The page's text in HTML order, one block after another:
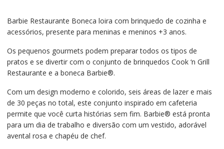
Barbie Restaurante Boneca loira com brinquedo de cozinha e
acessórios, presente para meninas e meninos +3 anos.
Os pequenos gourmets podem preparar todos os tipos de
pratos e se divertir com o conjunto de brinquedos Cook ‘n Grill
Restaurante e a boneca Barbie®.
Com um design moderno e colorido, seis áreas de lazer e mais
de 30 peças no total, este conjunto inspirado em cafeteria
permite que você curta histórias sem fim. Barbie® está pronta
para um dia de trabalho e diversão com um vestido, adorável
avental rosa e chapéu de chef.